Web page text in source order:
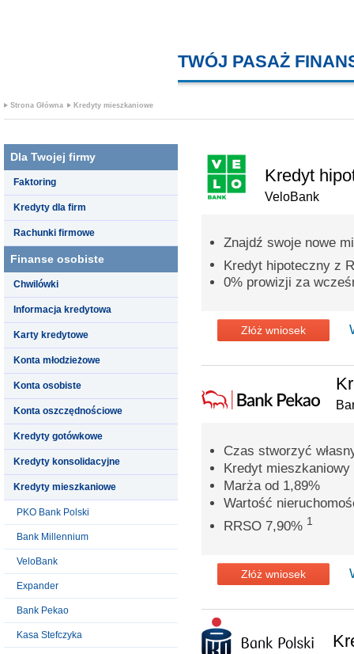
TWÓJ PASAŻ
Strona Główna Kredyty mieszkaniowe
Dla Twojej firmy
Faktoring
Kredyty dla firm
Rachunki firmowe
Finanse osobiste
Chwilówki
Informacja kredytowa
Karty kredytowe
Konta młodzieżowe
Konta osobiste
Konta oszczędnościowe
Kredyty gotówkowe
Kredyty konsolidacyjne
Kredyty mieszkaniowe
PKO Bank Polski
Bank Millennium
VeloBank
Expander
Bank Pekao
Kasa Stefczyka
Kredyt
VeloBank
Znajdź swoje nowe
Kredyt hipoteczny z
0% prowizji za
Złóż wniosek
Czas stworzyć
Kredyt
Marża od 1,89%
Wartość
RRSO 7,90% 1
Złóż wniosek